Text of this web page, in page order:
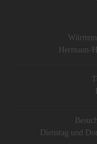
Hermann-
Dienstag und